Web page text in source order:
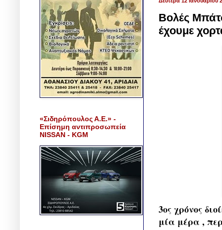
Βολές
έχουμε
3ος χρόνος
μία μέρα ,
«Σιδηρόπουλος Α.Ε.» -
Επίσημη αντιπροσωπεία
NISSAN - KGM